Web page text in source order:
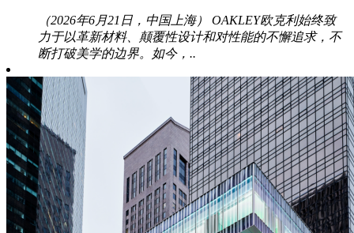
（2026年6月21日，中国上海） OAKLEY欧克利始终致
力于以革新材料、颠覆性设计和对性能的不懈追求，不
断打破美学的边界。如今，..